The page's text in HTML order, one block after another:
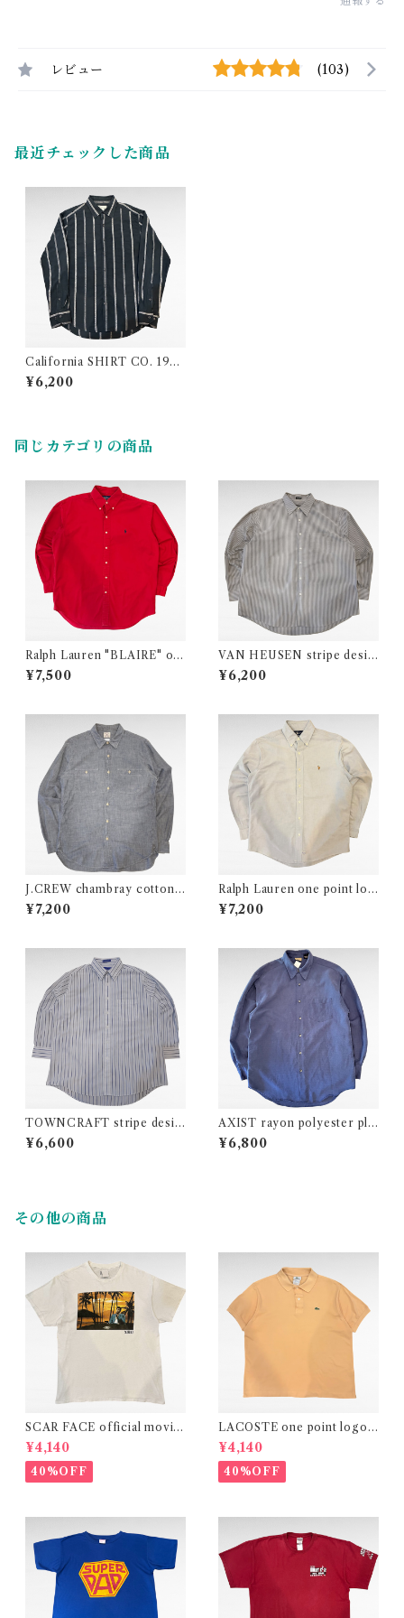
レビュー (103)
最近チェックした商品
California SHIRT CO. 1976
¥6,200
同じカテゴリの商品
Ralph Lauren "BLAIRE" on
e point logo cotton BD shi
rt
¥7,500
VAN HEUSEN stripe desig
n polyester cotton shirt
¥6,200
J.CREW chambray cotton s
hirt
¥7,200
Ralph Lauren one point log
o cotton BD shirt
¥7,200
TOWNCRAFT stripe desig
n polyester cotton shirt
¥6,600
AXIST rayon polyester plai
n shirt
¥6,800
その他の商品
SCAR FACE official movie
print t-shirt
¥4,140
40%OFF
LACOSTE one point logo e
mbroidery plain polo shirt
¥4,140
40%OFF